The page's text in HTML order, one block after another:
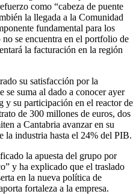
como “cabeza de puente
la llegada a la Comunidad
fundamental para los
se encuentra en el portfolio de
la facturación en la región
su satisfacción por la
se suma al dado a conocer ayer
y su participación en el reactor de
de 300 millones de euros, dos
a Cantabria avanzar en su
la industria hasta el 24% del PIB.
la apuesta del grupo por
y ha explicado que el traslado
en la nueva política de
fortaleza a la empresa.